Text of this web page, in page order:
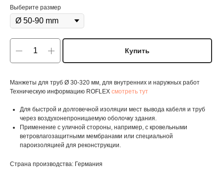
Выберите размер
Купить
Манжеты для труб Ø 30-320 мм, для внутренних и наружных работ
Техническую информацию ROFLEX смотреть тут
Для быстрой и долговечной изоляции мест вывода кабеля и труб
через воздухонепроницаемую оболочку здания.
Применение с уличной стороны, например, с кровельными
ветровлагозащитными мембранами или специальной
пароизоляцией для реконструкции.
Страна производства: Германия